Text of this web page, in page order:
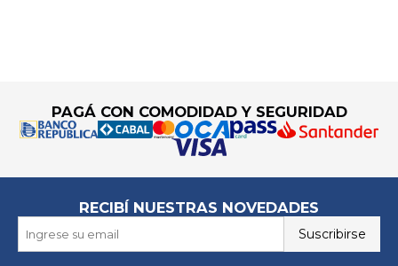
PAGÁ CON COMODIDAD Y SEGURIDAD
RECIBÍ NUESTRAS NOVEDADES
Suscribirse